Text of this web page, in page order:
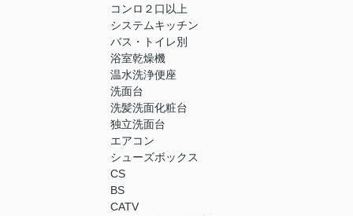
コンロ２口以上
システムキッチン
バス・トイレ別
浴室乾燥機
温水洗浄便座
洗面台
洗髪洗面化粧台
独立洗面台
エアコン
シューズボックス
CS
BS
CATV